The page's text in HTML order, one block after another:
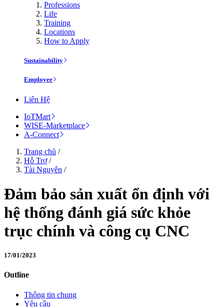
Professions
Life
Training
Locations
How to Apply
Sustainability
Employee
Liên Hệ
IoTMart
WISE-Marketplace
A-Connect
Trang chủ /
Hỗ Trợ/
Tài Nguyên /
Đảm bảo sản xuất ổn định với
hệ thống đánh giá sức khỏe
trục chính và công cụ CNC
17/01/2023
Outline
Thông tin chung
Yêu cầu